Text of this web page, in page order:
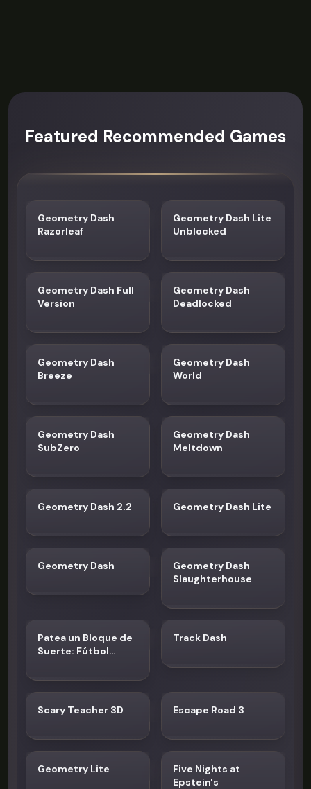
Featured Recommended Games
Geometry Dash
Razorleaf
Geometry Dash Lite
Unblocked
Geometry Dash Full
Version
Geometry Dash
Deadlocked
Geometry Dash
Breeze
Geometry Dash
World
Geometry Dash
SubZero
Geometry Dash
Meltdown
Geometry Dash 2.2 Geometry Dash Lite
Geometry Dash
Geometry Dash
Slaughterhouse
Patea un Bloque de
Suerte: Fútbol
Track Dash
Scary Teacher 3D Escape Road 3
Geometry Lite
Five Nights at
Epstein's